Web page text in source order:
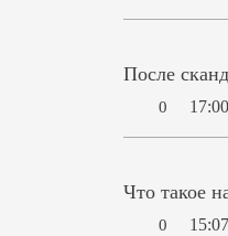
После
0
Что такое
0